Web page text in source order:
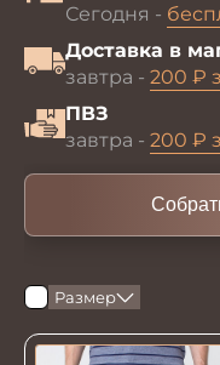
Сегодня -
Доставка в
завтра - 200 ₽
ПВЗ
завтра - 200 ₽
Размер